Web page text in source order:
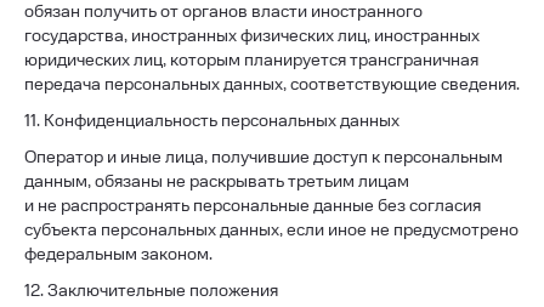
обязан получить от органов власти иностранного
государства, иностранных физических лиц, иностранных
юридических лиц, которым планируется трансграничная
передача персональных данных, соответствующие сведения.
11. Конфиденциальность персональных данных
Оператор и иные лица, получившие доступ к персональным
данным, обязаны не раскрывать третьим лицам
и не распространять персональные данные без согласия
субъекта персональных данных, если иное не предусмотрено
федеральным законом.
12. Заключительные положения